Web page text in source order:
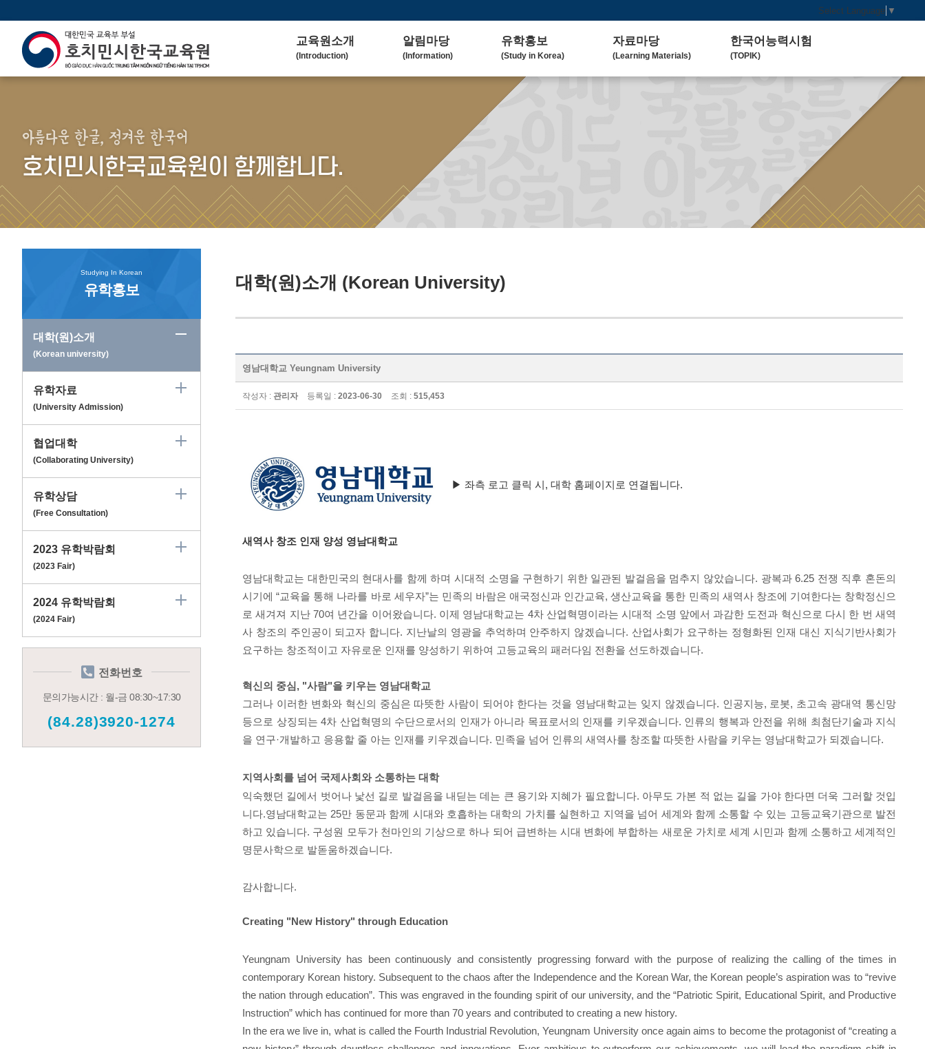
Select Language ▼
교육원소개
(Introduction)
(Main Duty)
(Korean Education)
연락처/위치
(Contact / Address)
알림마당
(Information)
언론보도
(Media Coverage)
유학홍보
(Study in Korea)
대학(원)소개
(Korean University)
(2023 Fair)
자료마당
(Learning Materials)
한국 교육 자료
한국어능력시험
(TOPIK)
토픽(TOPIK) 안내
아름다운 한글, 정겨운 한국어
호치민시한국교육원이 함께합니다.
Studying In Korean
유학홍보
대학(원)소개
(Korean university)
유학자료
(University Admission)
협업대학
(Collaborating University)
유학상담
(Free Consultation)
2023 유학박람회
(2023 Fair)
2024 유학박람회
(2024 Fair)
전화번호
문의가능시간 : 월-금 08:30~17:30
(84.28)3920-1274
대학(원)소개 (Korean University)
영남대학교 Yeungnam University
작성자 : 관리자 등록일 : 2023-06-30 조회 : 515,453
▶ 좌측 로고 클릭 시, 대학 홈페이지로 연결됩니다.
새역사 창조 인재 양성 영남대학교
영남대학교는 대한민국의 현대사를 함께 하며 시대적 소명을 구현하기 위한 일관된 발걸음을 멈추지 않았습니다. 광복과6.25 전쟁 직후 혼돈의
시기에“교육을 통해 나라를 바로 세우자”는 민족의 바람은 애국정신과 인간교육,생산교육을 통한 민족의 새역사 창조에 기여한다는 창학정신으
로 새겨져 지난 70여 년간을 이어왔습니다. 이제 영남대학교는 4차 산업혁명이라는 시대적 소명 앞에서 과감한 도전과 혁신으로 다시 한 번새역
사 창조의 주인공이 되고자 합니다. 지난날의 영광을 추억하며 안주하지 않겠습니다.산업사회가 요구하는 정형화된 인재 대신 지식기반사회가
요구하는 창조적이고 자유로운 인재를 양성하기 위하여 고등교육의 패러다임 전환을 선도하겠습니다.
혁신의 중심 , "사람"을 키우는 영남대학교
그러나 이러한 변화와 혁신의 중심은 따뜻한 사람이 되어야 한다는 것을 영남대학교는 잊지 않겠습니다. 인공지능, 로봇, 초고속 광대역 통신망
등으로 상징되는4차 산업혁명의 수단으로서의 인재가 아니라 목표로서의 인재를 키우겠습니다. 인류의 행복과 안전을 위해 최첨단기술과 지식
을 연구·개발하고 응용할 줄 아는 인재를 키우겠습니다. 민족을 넘어 인류의 새역사를 창조할 따뜻한 사람을 키우는 영남대학교가 되겠습니다.
지역사회를 넘어 국제사회와 소통하는 대학
익숙했던 길에서 벗어나 낯선 길로 발걸음을 내딛는 데는 큰 용기와 지혜가 필요합니다. 아무도 가본 적 없는 길을 가야 한다면 더욱 그러할 것입
니다.영남대학교는25만 동문과 함께 시대와 호흡하는 대학의 가치를 실현하고 지역을 넘어 세계와 함께 소통할 수 있는 고등교육기관으로 발전
하고 있습니다. 구성원 모두가 천마인의 기상으로 하나 되어 급변하는 시대 변화에 부합하는 새로운 가치로 세계 시민과 함께 소통하고 세계적인
명문사학으로 발돋움하겠습니다.
감사합니다.
Creating "New History" through Education
Yeungnam University has been continuously and consistently progressing forward with the purpose of realizing the calling of the times in
contemporary Korean history. Subsequent to the chaos after the Independence and the Korean War, the Korean people’s aspiration was to “revive
the nation through education”. This was engraved in the founding spirit of our university, and the “Patriotic Spirit, Educational Spirit, and Productive
Instruction” which has continued for more than 70 years and contributed to creating a new history.
In the era we live in, what is called the Fourth Industrial Revolution, Yeungnam University once again aims to become the protagonist of “creating a